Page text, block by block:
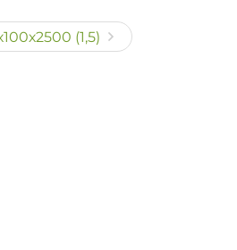
(1,5)